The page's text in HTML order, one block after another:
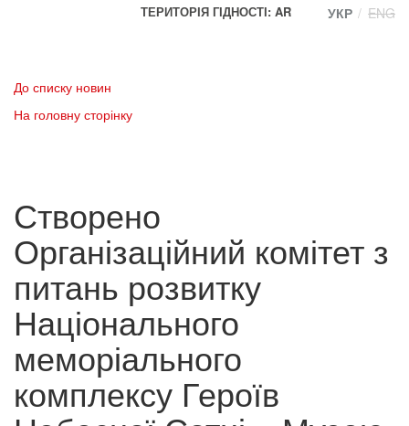
ТЕРИТОРІЯ ГІДНОСТІ: AR
УКР ENG
До списку новин
На головну сторінку
Створено
Організаційний комітет з
питань розвитку
Національного
меморіального
комплексу Героїв